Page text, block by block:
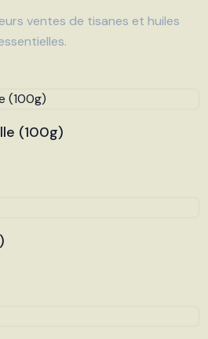
ventes de tisanes et huiles
(100g)